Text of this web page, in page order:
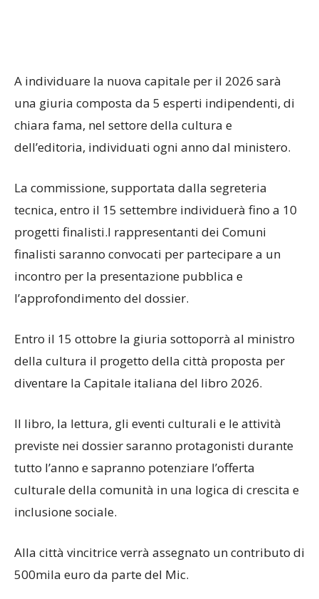
A individuare la nuova capitale per il 2026 sarà
una giuria composta da 5 esperti indipendenti, di
chiara fama, nel settore della cultura e
dell’editoria, individuati ogni anno dal ministero.
La commissione, supportata dalla segreteria
tecnica, entro il 15 settembre individuerà fino a 10
progetti finalisti.I rappresentanti dei Comuni
finalisti saranno convocati per partecipare a un
incontro per la presentazione pubblica e
l’approfondimento del dossier.
Entro il 15 ottobre la giuria sottoporrà al ministro
della cultura il progetto della città proposta per
diventare la Capitale italiana del libro 2026.
Il libro, la lettura, gli eventi culturali e le attività
previste nei dossier saranno protagonisti durante
tutto l’anno e sapranno potenziare l’offerta
culturale della comunità in una logica di crescita e
inclusione sociale.
Alla città vincitrice verrà assegnato un contributo di
500mila euro da parte del Mic.